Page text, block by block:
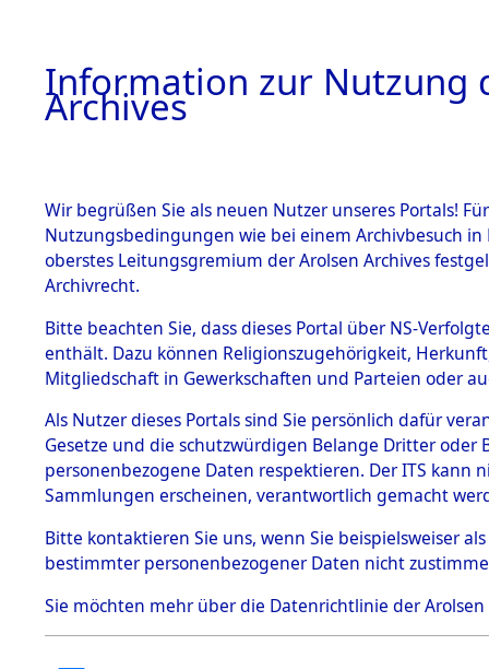
BESTÄNDE
1.
mente
5. Verschiedenes
5.3
Todesmärsche
5.3.1 Alliierte
Erhebungen
zu
Todesmärsch
en
5.3.2
Aachen→
Information zur Nutzung
Archives
Wir begrüßen Sie als neuen Nutzer unseres Portals!
Nutzungsbedingungen wie bei einem Archivbesuch
oberstes Leitungsgremium der Arolsen Archives
Archivrecht.
Bitte beachten Sie, dass dieses Portal über NS-
enthält. Dazu können Religionszugehörigkeit,
Mitgliedschaft in Gewerkschaften und Parteien oder
Als Nutzer dieses Portals sind Sie persönlich dafür
Gesetze und die schutzwürdigen Belange Dritter
personenbezogene Daten respektieren. Der ITS
Sammlungen erscheinen, verantwortlich gemacht
Bitte kontaktieren Sie uns, wenn Sie beispielsweiser
bestimmter personenbezogener Daten nicht
Sie möchten mehr über die Datenrichtlinie der Arolsen